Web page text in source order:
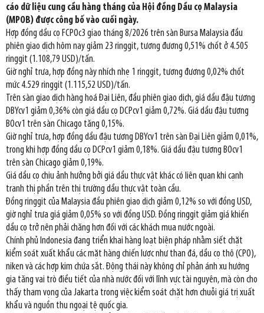
cáo dữ liệu cung cầu hàng tháng của Hội đồng Dầu cọ Malaysia
(MPOB) được công bố vào cuối ngày.
Hợp đồng dầu cọ FCPOc3 giao tháng 8/2026 trên sàn Bursa Malaysia đầu
phiên giao dịch hôm nay giảm 23 ringgit, tương đương 0,51% chốt ở 4.505
ringgit (1.108,79 USD)/tấn.
Giờ nghỉ trưa, hợp đồng này nhích nhẹ 1 ringgit, tương đương 0,02% chốt
mức 4.529 ringgit (1.115,52 USD)/tấn.
Trên sàn giao dịch hàng hoá Đại Liên, đầu phiên giao dịch, giá dầu đậu tương
DBYcv1 giảm 0,36% còn giá dầu cọ DCPcv1 giảm 0,72%. Giá dầu đậu tương
BOcv1 trên sàn Chicago tăng 0,15%.
Giờ nghỉ trưa, hợp đồng dầu đậu tương DBYcv1 trên sàn Đại Liên giảm 0,01%,
trong khi hợp đồng dầu cọ DCPcv1 giảm 0,18%. Giá dầu đậu tương BOcv1
trên sàn Chicago giảm 0,19%.
Giá dầu cọ chịu ảnh hưởng bởi giá dầu thực vật khác có liên quan khi cạnh
tranh thị phần trên thị trường dầu thực vật toàn cầu.
Đồng ringgit của Malaysia đầu phiên giao dịch giảm 0,12% so với đồng USD,
giờ nghỉ trưa giá giảm 0,05% so với đồng USD. Đồng ringgit giảm giá khiến
dầu cọ trở nên phải chăng hơn đối với các khách mua nước ngoài.
Chính phủ Indonesia đang triển khai hàng loạt biện pháp nhằm siết chặt
kiểm soát xuất khẩu các mặt hàng chiến lược như than đá, dầu cọ thô (CPO),
niken và các hợp kim chứa sắt. Động thái này không chỉ phản ánh xu hướng
gia tăng vai trò điều tiết của nhà nước đối với lĩnh vực tài nguyên, mà còn cho
thấy tham vọng của Jakarta trong việc kiểm soát chặt hơn chuỗi giá trị xuất
khẩu và nguồn thu ngoại tệ quốc gia.